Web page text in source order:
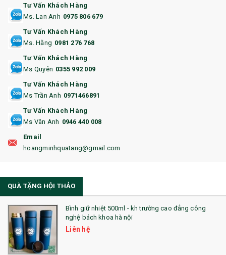
12. BÌNH NƯỚC
14. HỘP/VÍ ĐỰNG NAMECARD
15. BỘ BẤM MÓNG
16. BAO HỘ CHIẾU
18. ẤM CHÉN QUÀ TẶNG
19. ĐỒNG HỒ TREO TƯỜNG
22. ĐỒNG HỒ ĐỂ BÀN
23. QÙA TẶNG ĐỘC ĐÁO
24. QÙA TẶNG PHA LÊ
25. QUÀ TẶNG GLASSLOCK
Tư Vấn Khách Hàng
Ms. Lan Anh 0975 806 679
Tư Vấn Khách Hàng
Ms. Hằng 0981 276 768
Tư Vấn Khách Hàng
Ms Quyên 0355 992 009
Tư Vấn Khách Hàng
Ms Trần Anh 0971466891
Tư Vấn Khách Hàng
Ms Vân Anh 0946 440 008
Email
hoangminhquatang@gmail.com
QUÀ TẶNG HỘI THẢO
Bình giữ nhiệt 500ml - kh trường cao đẳng công
nghệ bách khoa hà nội
Liên hệ